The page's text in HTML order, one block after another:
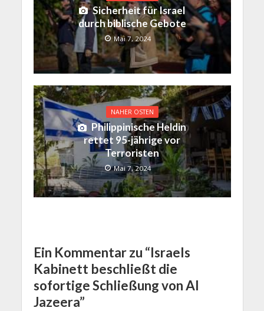
Sicherheit für Israel
durch biblische Gebote
Mai 7, 2024
NAHER OSTEN
Philippinische Heldin
rettet 95-jährige vor
Terroristen
Mai 7, 2024
Ein Kommentar zu “Israels
Kabinett beschließt die
sofortige Schließung von Al
Jazeera”